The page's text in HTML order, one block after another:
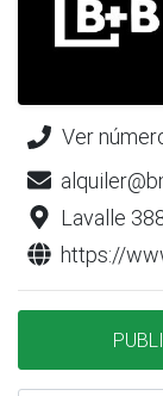
Ver
Lavalle
https://